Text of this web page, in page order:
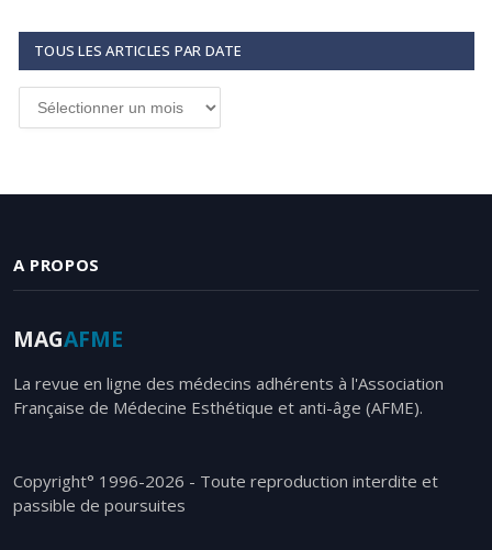
TOUS LES ARTICLES PAR DATE
Tous
date
A PROPOS
MAGAFME
La revue en ligne des médecins adhérents à l'Association
Française de Médecine Esthétique et anti-âge (AFME).
Copyright° 1996-2026 - Toute reproduction interdite et
passible de poursuites